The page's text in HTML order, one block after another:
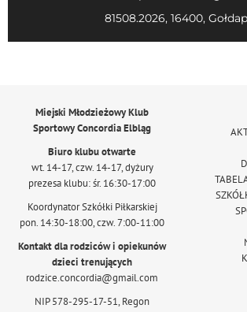
81508.2026, 16400, Gołdap
Miejski Młodzieżowy Klub
Sportowy Concordia Elbląg
Biuro klubu otwarte
wt. 14-17, czw. 14-17, dyżury
prezesa klubu: śr. 16:30-17:00
Koordynator Szkółki Piłkarskiej
pon. 14:30-18:00, czw. 7:00-11:00
Kontakt dla rodziców i opiekunów
dzieci trenujących
rodzice.concordia@gmail.com
NIP 578-295-17-51, Regon